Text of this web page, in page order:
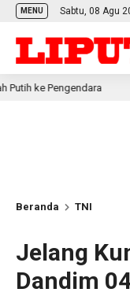
MENU Sabtu, 08 Agu
16 jam
Beranda TNI
Jelang
Dandim